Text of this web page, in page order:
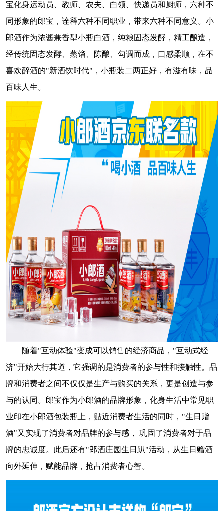
宝化身运动员、教师、农夫、白领、快递员和厨师，六种不
同形象的郎宝，诠释六种不同职业，带来六种不同意义。小
郎酒作为浓酱兼香型小瓶白酒，纯粮固态发酵，精工酿造，
经传统固态发酵、蒸馏、陈酿、勾调而成，口感柔顺，在不
喜欢醉酒的"新酒饮时代"，小瓶装二两正好，有滋有味，品
百味人生。
随着"互动体验"变成可以销售的经济商品，"互动式经
济"开始大行其道，它强调的是消费者的参与性和接触性。品
牌和消费者之间不仅仅是生产与购买的关系，更是创造与参
与的认同。郎宝作为小郎酒的品牌形象，化身生活中常见职
业印在小郎酒包装瓶上，贴近消费者生活的同时，"生日赠
酒"又实现了消费者对品牌的参与感， 巩固了消费者对于品
牌的忠诚度。此后还有"郎酒庄园生日趴"活动，从生日赠酒
向外延伸，赋能品牌，抢占消费者心智。